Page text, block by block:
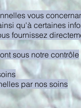
vous
qu'à certaines
fournissez
sous notre contrôle
par nos soins